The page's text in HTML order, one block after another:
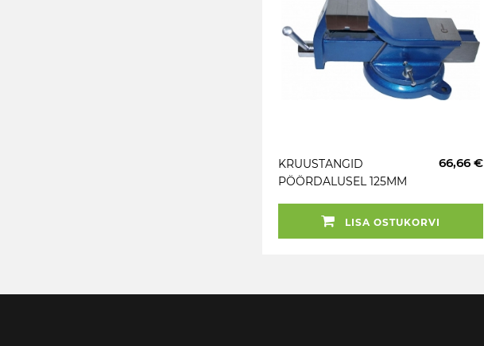
KRUUSTANGID
PÖÖRDALUSEL 125MM
TRIUMF
66,66 €
LISA OSTUKORVI